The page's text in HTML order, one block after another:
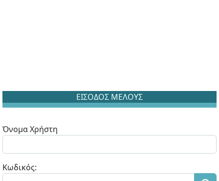
ΕΙΣΟΔΟΣ ΜΕΛΟΥΣ
Όνομα Χρήστη
Κωδικός: